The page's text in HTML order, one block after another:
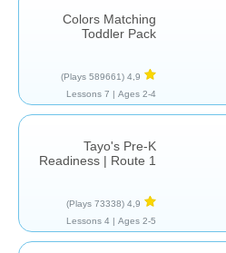
Colors Matching
Toddler Pack
4,9
(589661 Plays)
Ages 2-4 |
7 Lessons
Tayo's Pre-K
Readiness | Route 1
4,9
(73338 Plays)
Ages 2-5 |
4 Lessons